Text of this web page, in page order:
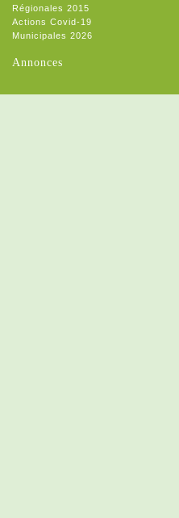
Régionales 2015
Actions Covid-19
Municipales 2026
Annonces